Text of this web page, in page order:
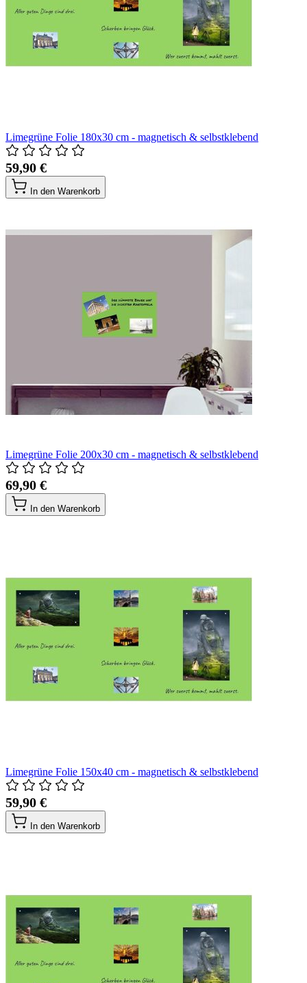
Limegrüne Folie 180x30 cm - magnetisch & selbstklebend
59,90 €
In den Warenkorb
Limegrüne Folie 200x30 cm - magnetisch & selbstklebend
69,90 €
In den Warenkorb
Limegrüne Folie 150x40 cm - magnetisch & selbstklebend
59,90 €
In den Warenkorb